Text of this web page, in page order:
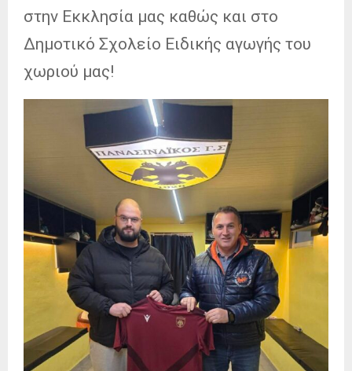
στην Εκκλησία μας καθώς και στο
Δημοτικό Σχολείο Ειδικής αγωγής του
χωριού μας!